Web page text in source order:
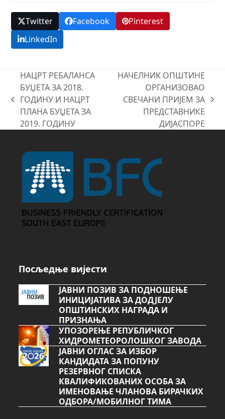
Twitter Facebook
Pinterest
LinkedIn
previous
post:
НАЦРТ РЕБАЛАНСА
БУЏЕТА ЗА 2018.
ГОДИНУ И НАЦРТ
ПЛАНА БУЏЕТА ЗА
2019. ГОДИНУ
next
НАЧЕЛНИК ОПШТИНЕ
ОРГАНИЗОВАО
СВЕЧАНИ ПРИЈЕМ ЗА
ПРЕДСТАВНИКЕ
ДИЈАСПОРЕ
Посљедње вијести
ЈАВНИ ПОЗИВ ЗА ПОДНОШЕЊЕ
ИНИЦИЈАТИВА ЗА ДОДЈЕЛУ
ОПШТИНСКИХ НАГРАДА И
ПРИЗНАЊА
УПОЗОРЕЊЕ РЕПУБЛИЧКОГ
ХИДРОМЕТЕОРОЛОШКОГ ЗАВОДА
ЈАВНИ ОГЛАС ЗА ИЗБОР
КАНДИДАТА ЗА ПОПУНУ
РЕЗЕРВНОГ СПИСКА
КВАЛИФИКОВАНИХ ОСОБА ЗА
ИМЕНОВАЊЕ ЧЛАНОВА БИРАЧКИХ
ОДБОРА/МОБИЛНОГ ТИМА